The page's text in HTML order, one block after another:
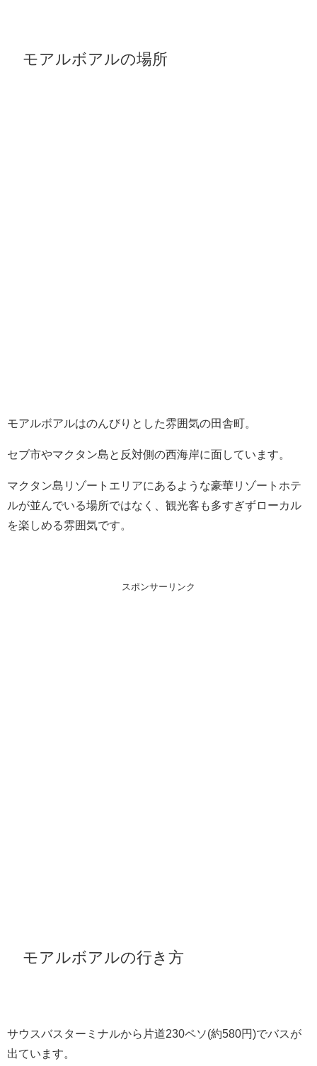
モアルボアルの場所
モアルボアルはのんびりとした雰囲気の田舎町。
セブ市やマクタン島と反対側の西海岸に面しています。
マクタン島リゾートエリアにあるような豪華リゾートホテ
ルが並んでいる場所ではなく、観光客も多すぎずローカル
を楽しめる雰囲気です。
スポンサーリンク
モアルボアルの行き方
サウスバスターミナルから片道230ペソ(約580円)でバスが
出ています。